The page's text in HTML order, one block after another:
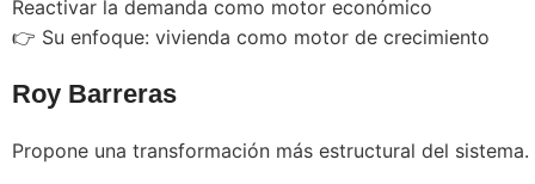
Reactivar la demanda como motor económico
👉 Su enfoque: vivienda como motor de crecimiento
Roy Barreras
Propone una transformación más estructural del sistema.